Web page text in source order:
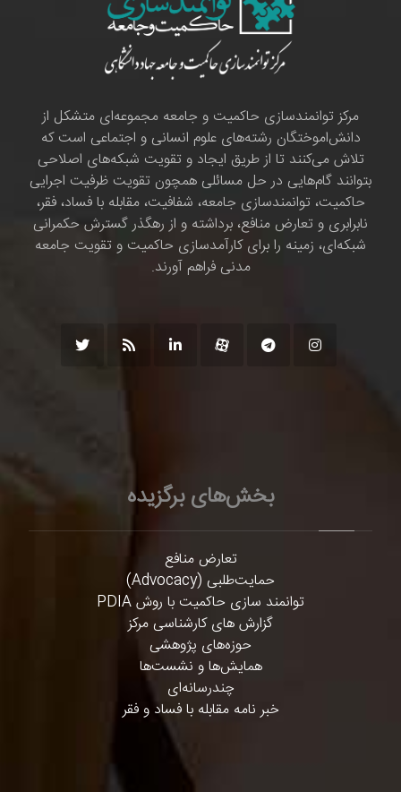
مرکز توانمندسازی حاکمیت و جامعه مجموعه‌ای متشکل از
دانش‌اموختگان رشته‌های علوم انسانی و اجتماعی است که
تلاش می‌کنند تا از طریق ایجاد و تقویت شبکه‌های اصلاحی
بتوانند گام‌هایی در حل مسائلی همچون تقویت ظرفیت اجرایی
حاکمیت، توانمندسازی جامعه، شفافیت، مقابله با فساد، فقر،
نابرابری و تعارض منافع، برداشته و از رهگذر گسترش حکمرانی
شبکه‌ای، زمینه را برای کارآمدسازی حاکمیت و تقویت جامعه
مدنی فراهم آورند.
بخش‌های برگزیده
تعارض منافع
حمایت‌طلبی (Advocacy)
توانمند سازی حاکمیت با روش PDIA
گزارش های کارشناسی مرکز
حوزه‌های پژوهشی
همایش‌ها و نشست‌ها
چندرسانه‌ای
خبر نامه مقابله با فساد و فقر